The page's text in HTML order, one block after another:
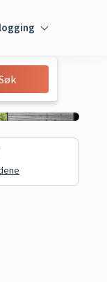
Innlogging